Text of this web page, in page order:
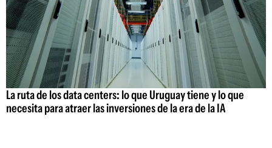
La ruta de los data centers: lo que Uruguay tiene y lo que
necesita para atraer las inversiones de la era de la IA